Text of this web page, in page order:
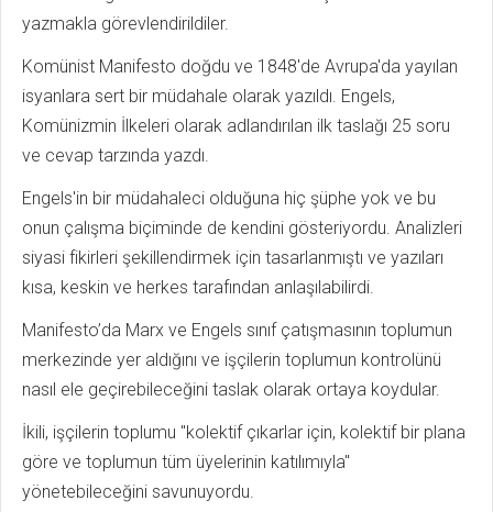
yazmakla görevlendirildiler.
Komünist Manifesto doğdu ve 1848'de Avrupa'da yayılan
isyanlara sert bir müdahale olarak yazıldı. Engels,
Komünizmin İlkeleri olarak adlandırılan ilk taslağı 25 soru
ve cevap tarzında yazdı.
Engels'in bir müdahaleci olduğuna hiç şüphe yok ve bu
onun çalışma biçiminde de kendini gösteriyordu. Analizleri
siyasi fikirleri şekillendirmek için tasarlanmıştı ve yazıları
kısa, keskin ve herkes tarafından anlaşılabilirdi.
Manifesto’da Marx ve Engels sınıf çatışmasının toplumun
merkezinde yer aldığını ve işçilerin toplumun kontrolünü
nasıl ele geçirebileceğini taslak olarak ortaya koydular.
İkili, işçilerin toplumu "kolektif çıkarlar için, kolektif bir plana
göre ve toplumun tüm üyelerinin katılımıyla"
yönetebileceğini savunuyordu.